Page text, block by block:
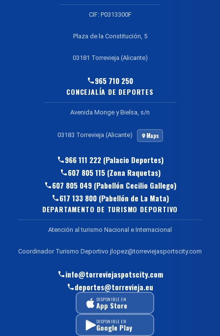
CIF: P0313300F
Plaza de la Constitución, 5
03181 Torrevieja (Alicante)
965 710 250
CONCEJALÍA DE DEPORTES
Avenida Monge y Bielsa, s/n
03183 Torrevieja (Alicante) Maps
966 111 222 (Palacio Deportes)
607 805 115 (Zona Raquetas)
607 805 049 (Pabellón Cecilio Gallego)
617 133 800 (Pabellón de La Mata)
DEPARTAMENTO DE TURISMO DEPORTIVO
Atención al turismo Nacional e Internacional
Coordinador Turismo Deportivo jlopez@torreviejasportscity.com
info@torreviejaspotscity.com
deportes@torrevieja.eu
DISPONIBLE EN
App Store
DISPONIBLE EN
Google Play